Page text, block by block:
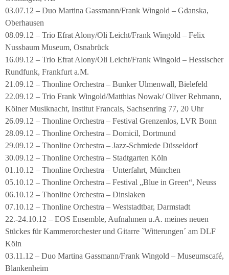
03.07.12 – Duo Martina Gassmann/Frank Wingold – Gdanska,
Oberhausen
08.09.12 – Trio Efrat Alony/Oli Leicht/Frank Wingold – Felix
Nussbaum Museum, Osnabrück
16.09.12 – Trio Efrat Alony/Oli Leicht/Frank Wingold – Hessischer
Rundfunk, Frankfurt a.M.
21.09.12 – Thonline Orchestra – Bunker Ulmenwall, Bielefeld
22.09.12 – Trio Frank Wingold/Matthias Nowak/ Oliver Rehmann,
Kölner Musiknacht, Institut Francais, Sachsenring 77, 20 Uhr
26.09.12 – Thonline Orchestra – Festival Grenzenlos, LVR Bonn
28.09.12 – Thonline Orchestra – Domicil, Dortmund
29.09.12 – Thonline Orchestra – Jazz-Schmiede Düsseldorf
30.09.12 – Thonline Orchestra – Stadtgarten Köln
01.10.12 – Thonline Orchestra – Unterfahrt, München
05.10.12 – Thonline Orchestra – Festival „Blue in Green“, Neuss
06.10.12 – Thonline Orchestra – Dinslaken
07.10.12 – Thonline Orchestra – Weststadtbar, Darmstadt
22.-24.10.12 – EOS Ensemble, Aufnahmen u.A. meines neuen
Stückes für Kammerorchester und Gitarre `Witterungen´ am DLF
Köln
03.11.12 – Duo Martina Gassmann/Frank Wingold – Museumscafé,
Blankenheim